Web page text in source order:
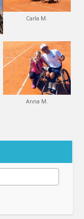
Carla M.
Anna M.